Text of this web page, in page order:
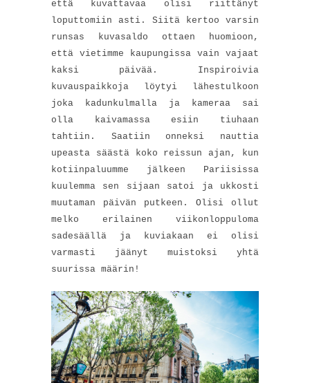
että kuvattavaa olisi riittänyt
loputtomiin asti. Siitä kertoo varsin
runsas kuvasaldo ottaen huomioon,
että vietimme kaupungissa vain vajaat
kaksi päivää. Inspiroivia
kuvauspaikkoja löytyi lähestulkoon
joka kadunkulmalla ja kameraa sai
olla kaivamassa esiin tiuhaan
tahtiin. Saatiin onneksi nauttia
upeasta säästä koko reissun ajan, kun
kotiinpaluumme jälkeen Pariisissa
kuulemma sen sijaan satoi ja ukkosti
muutaman päivän putkeen. Olisi ollut
melko erilainen viikonloppuloma
sadesäällä ja kuviakaan ei olisi
varmasti jäänyt muistoksi yhtä
suurissa määrin!